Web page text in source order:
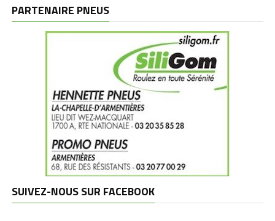
PARTENAIRE PNEUS
SUIVEZ-NOUS SUR FACEBOOK